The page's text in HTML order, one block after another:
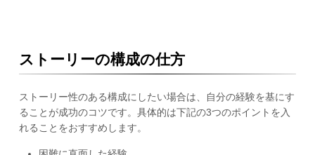
ストーリーの構成の仕方
ストーリー性のある構成にしたい場合は、自分の経験を基にす
ることが成功のコツです。具体的は下記の3つのポイントを入
れることをおすすめします。